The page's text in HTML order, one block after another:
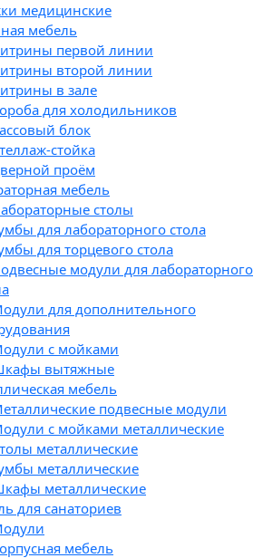
медицинские
мебель
первой линии
второй линии
в зале
для холодильников
блок
стойка
проём
мебель
столы
для лабораторного стола
для торцевого стола
модули для лабораторного
для дополнительного
с мойками
вытяжные
мебель
подвесные модули
с мойками металлические
металлические
металлические
металлические
для санаториев
мебель